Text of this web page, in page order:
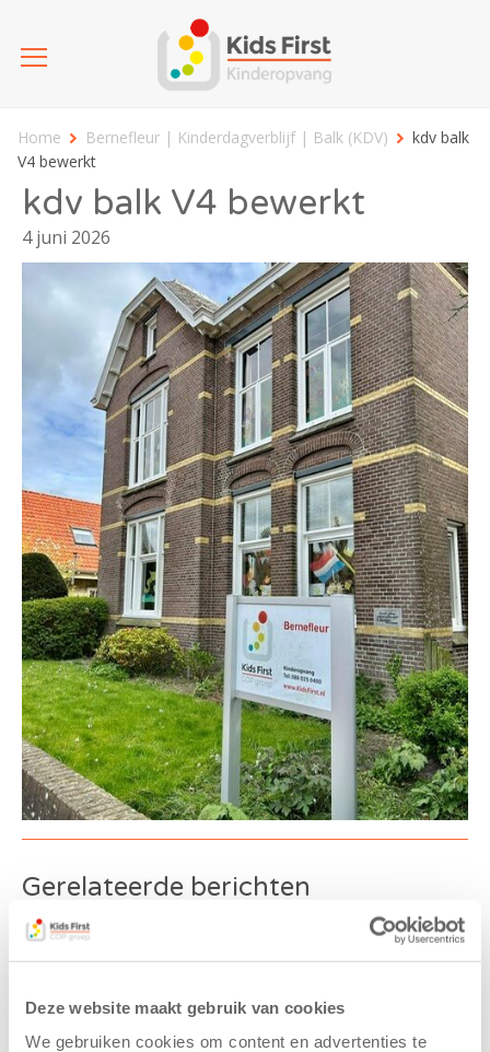
Deze website maakt gebruik van cookies
We gebruiken cookies om content en advertenties te
Home Bernefleur | Kinderdagverblijf | Balk (KDV)
kdv balk
V4 bewerkt
kdv balk V4 bewerkt
4 juni 2026
Gerelateerde berichten